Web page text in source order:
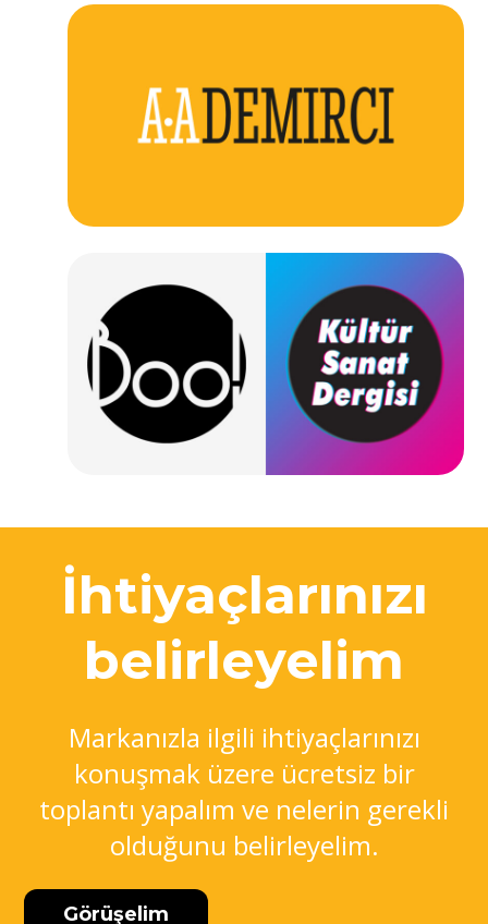
İhtiyaçlarınızı
belirleyelim
Markanızla ilgili ihtiyaçlarınızı
konuşmak üzere ücretsiz bir
toplantı yapalım ve nelerin gerekli
olduğunu belirleyelim.
Görüşelim